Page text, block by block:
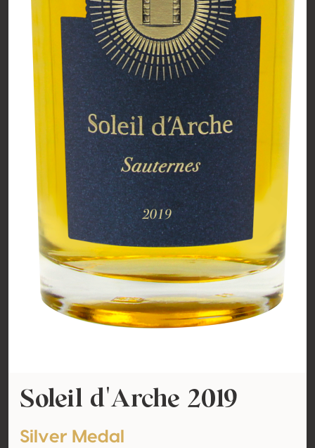
Soleil d'Arche 2019
Silver Medal